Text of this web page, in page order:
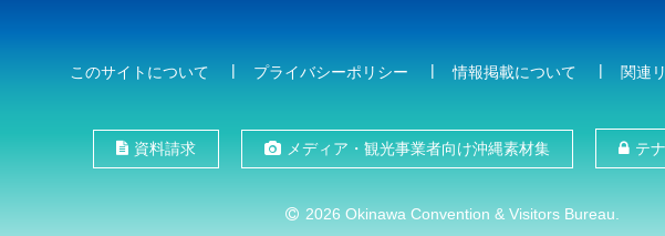
このサイトについて プライバシーポリシー 情報掲載について 関連
資料請求 メディア・観光事業者向け沖縄素材集 テ
2026 Okinawa Convention & Visitors Bureau.